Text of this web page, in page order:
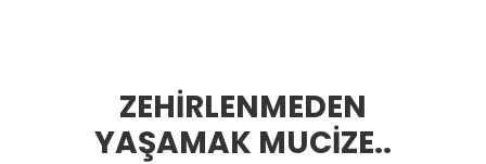
ZEHİRLENMEDEN
YAŞAMAK MUCİZE..